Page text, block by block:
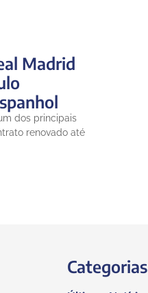
Madrid
dos principais
renovado até
Categorias